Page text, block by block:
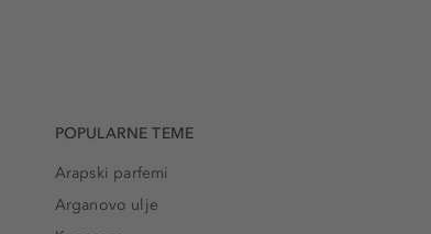
POPULARNE TEME
Arapski parfemi
Arganovo ulje